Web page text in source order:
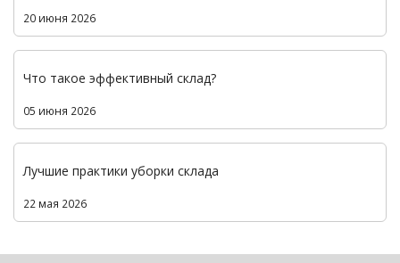
20 июня 2026
Что такое эффективный склад?
05 июня 2026
Лучшие практики уборки склада
22 мая 2026